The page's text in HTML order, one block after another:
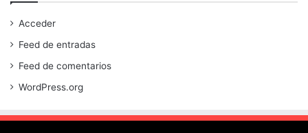
Acceder
Feed de entradas
Feed de comentarios
WordPress.org